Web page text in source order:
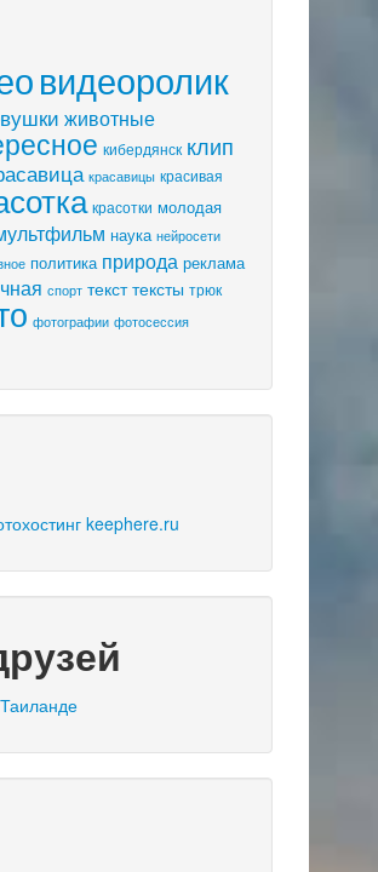
видеоролик
животные
кибердянск клип
красавицы красивая
красотки молодая
наука нейросети
политика природа реклама
спорт текст тексты трюк
фотографии фотосессия
keephere.ru